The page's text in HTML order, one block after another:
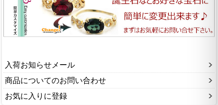
入荷お知らせメール
商品についてのお問い合わせ
お気に入りに登録